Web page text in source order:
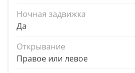
Ночная задвижка
Да
Открывание
Правое или левое